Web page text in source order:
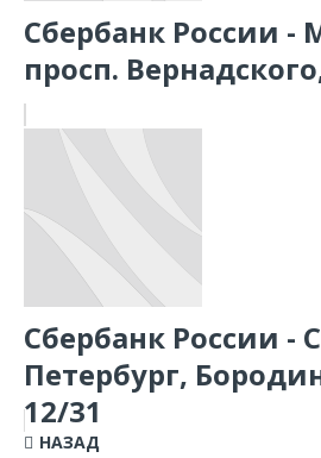
Сбербанк России -
просп.
Сбербанк России -
Петербург,
12/31
НАЗАД